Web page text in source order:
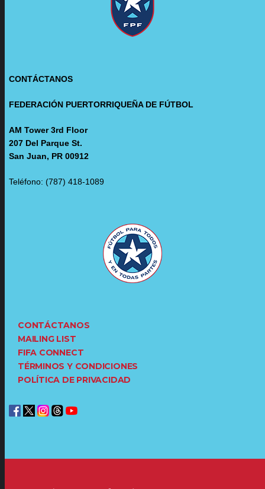
CONTÁCTANOS
FEDERACIÓN PUERTORRIQUEÑA DE FÚTBOL
AM Tower 3rd Floor
207 Del Parque St.
San Juan, PR 00912
Teléfono: (787) 418-1089
CONTÁCTANOS
MAILING LIST
FIFA CONNECT
TÉRMINOS Y CONDICIONES
POLÍTICA DE PRIVACIDAD